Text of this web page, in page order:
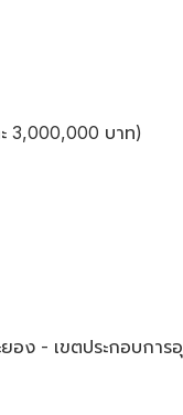
3,000,000 บาท)
อง - เขตประกอบกา